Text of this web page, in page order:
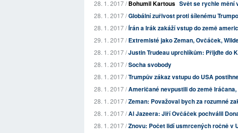
28. 1. 2017 /Bohumil Kartous Svět se rychle mění
28. 1. 2017 /Globální zuřivost proti šílenému
28. 1. 2017 /Írán a Irák zakáží vstup do země
29. 1. 2017 /Extremisté jako Zeman, Ovčáček,
28. 1. 2017 /Justin Trudeau uprchlíkům: Přijďte do
28. 1. 2017 /Socha svobody
28. 1. 2017 /Trumpův zákaz vstupu do USA
28. 1. 2017 /Američané nevpustili do země
28. 1. 2017 /Zeman: Považoval bych za rozumné
28. 1. 2017 /Al Jazeera: Jiří Ovčáček pochválil
28. 1. 2017 /Znovu: Počet lidí usmrcených ročně v